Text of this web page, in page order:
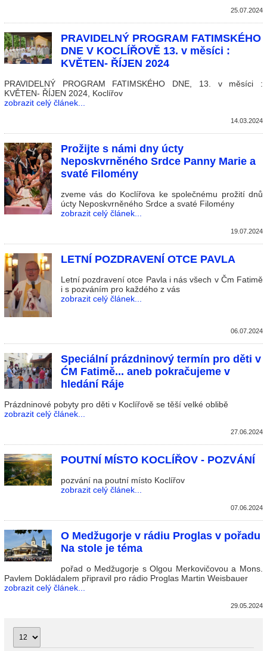
25.07.2024
PRAVIDELNÝ PROGRAM FATIMSKÉHO
DNE V KOCLÍŘOVĚ 13. v měsíci :
KVĚTEN- ŘÍJEN 2024
PRAVIDELNÝ PROGRAM FATIMSKÉHO DNE, 13. v měsíci :
KVĚTEN- ŘÍJEN 2024, Koclířov
zobrazit celý článek...
14.03.2024
Prožijte s námi dny úcty
Neposkvrněného Srdce Panny Marie a
svaté Filomény
zveme vás do Koclířova ke společnému prožití dnů
úcty Neposkvrněného Srdce a svaté Filomény
zobrazit celý článek...
19.07.2024
LETNÍ POZDRAVENÍ OTCE PAVLA
Letní pozdravení otce Pavla i nás všech v Čm Fatimě
i s pozváním pro každého z vás
zobrazit celý článek...
06.07.2024
Speciální prázdninový termín pro děti v
ĆM Fatimě... aneb pokračujeme v
hledání Ráje
Prázdninové pobyty pro děti v Koclířově se těší velké oblibě
zobrazit celý článek...
27.06.2024
POUTNÍ MÍSTO KOCLÍŘOV - POZVÁNÍ
pozvání na poutní místo Koclířov
zobrazit celý článek...
07.06.2024
O Medžugorje v rádiu Proglas v pořadu
Na stole je téma
pořad o Medžugorje s Olgou Merkovičovou a Mons.
Pavlem Dokládalem připravil pro rádio Proglas Martin Weisbauer
zobrazit celý článek...
29.05.2024